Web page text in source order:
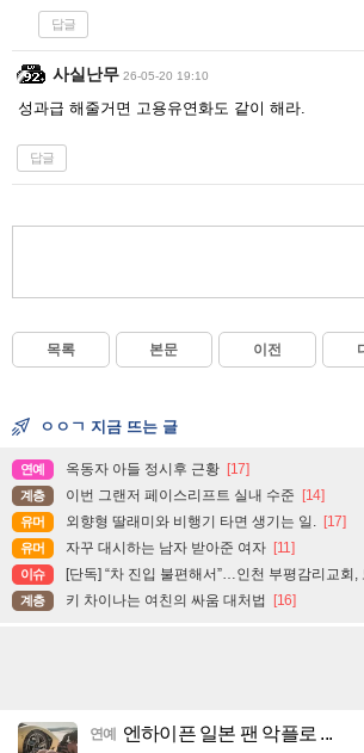
답글
사실난무 26-05-20 19:10
성과급 해줄거면 고용유연화도 같이 해라.
답글
목록 본문 이전
ㅇㅇㄱ 지금 뜨는 글
연예 옥동자 아들 정시후 근황 [17]
계층 이번 그랜저 페이스리프트 실내 수준 [14]
유머 외향형 딸래미와 비행기 타면 생기는 일. [17]
유머 자꾸 대시하는 남자 받아준 여자 [11]
이슈 [단독] “차 진입 불편해서”…인천 부평감리교회, 도로 중앙선 ‘검
계층 키 차이나는 여친의 싸움 대처법 [16]
연예 엔하이픈 일본 팬 악플로 ...